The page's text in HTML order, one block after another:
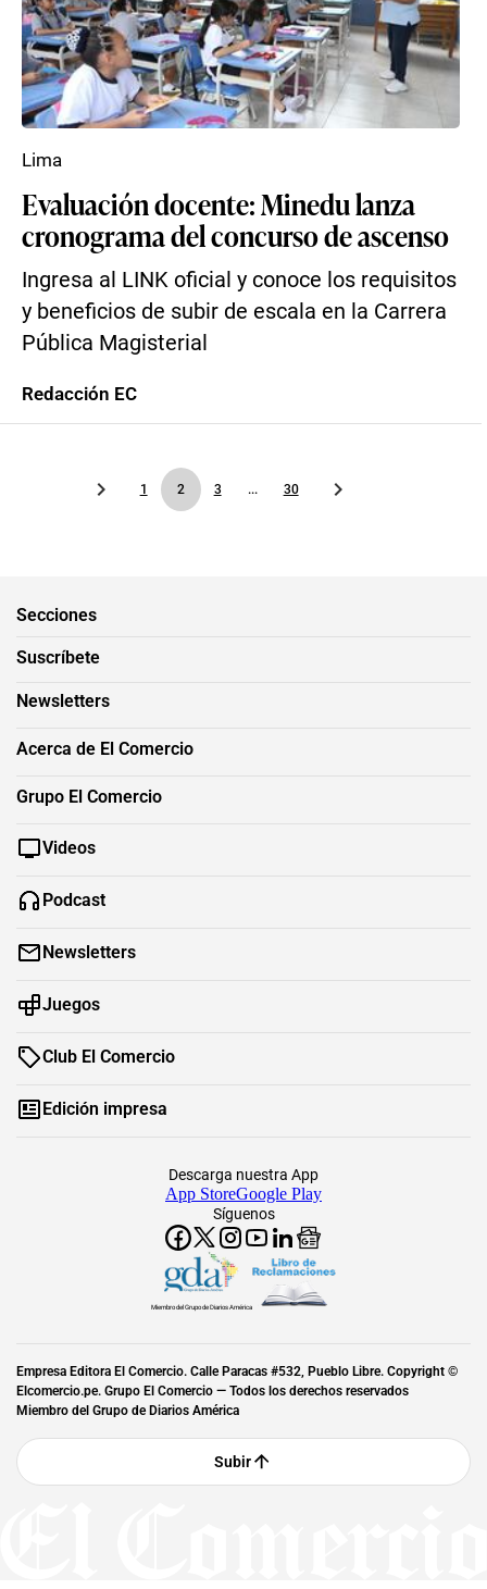
Evaluación docente: Minedu lanza
cronograma del concurso de ascenso
Ingresa al LINK oficial y conoce los requisitos
y beneficios de subir de escala en la Carrera
Pública Magisterial
Lima
Redacción EC
1 2 3 ... 30
Secciones
Suscríbete
Newsletters
Acerca de El Comercio
Grupo El Comercio
Videos
Podcast
Newsletters
Juegos
Club El Comercio
Edición impresa
Síguenos
Descarga nuestra App
App StoreGoogle Play
Miembro del Grupo de Diarios América
Empresa Editora El Comercio. Calle Paracas #532, Pueblo Libre. Copyright ©
Elcomercio.pe. Grupo El Comercio — Todos los derechos reservados
Miembro del Grupo de Diarios América
Subir